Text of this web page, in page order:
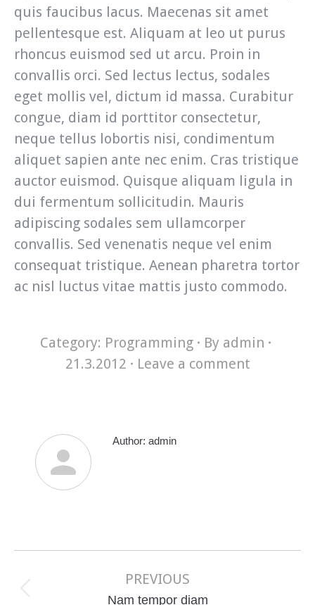
quis faucibus lacus. Maecenas sit amet
pellentesque est. Aliquam at leo ut purus
rhoncus euismod sed ut arcu. Proin in
convallis orci. Sed lectus lectus, sodales
eget mollis vel, dictum id massa. Curabitur
congue, diam id porttitor consectetur,
neque tellus lobortis nisi, condimentum
aliquet sapien ante nec enim. Cras tristique
auctor euismod. Quisque aliquam ligula in
dui fermentum sollicitudin. Mauris
adipiscing sodales sem ullamcorper
convallis. Sed venenatis neque vel enim
consequat tristique. Aenean pharetra tortor
ac nisl luctus vitae mattis justo commodo.
Category: Programming By admin
21.3.2012
Leave a comment
Author: admin
navigation
PREVIOUS
Previous
Nam tempor diam